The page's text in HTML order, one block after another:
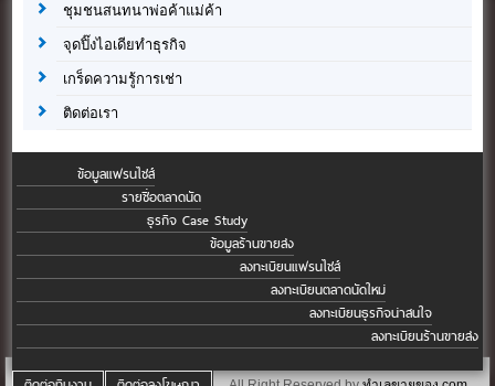
ชุมชนสนทนาพ่อค้าแม่ค้า
จุดปิ๊งไอเดียทำธุรกิจ
เกร็ดความรู้การเช่า
ติดต่อเรา
ข้อมูลแฟรนไชส์
รายชื่อตลาดนัด
ธุรกิจ Case Study
ข้อมูลร้านขายส่ง
ลงทะเบียนแฟรนไชส์
ลงทะเบียนตลาดนัดใหม่
ลงทะเบียนธุรกิจน่าสนใจ
ลงทะเบียนร้านขายส่ง